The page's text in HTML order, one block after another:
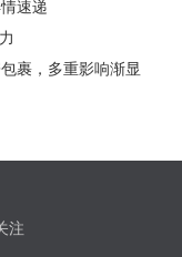
速递
裹，多重影响渐显
注